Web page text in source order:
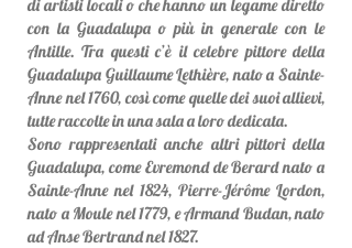
di artisti locali o che hanno un legame diretto
con la Guadalupa o più in generale con le
Antille. Tra questi c’è il celebre pittore della
Guadalupa Guillaume Lethière, nato a Sainte-
Anne nel 1760, così come quelle dei suoi allievi,
tutte raccolte in una sala a loro dedicata.
Sono rappresentati anche altri pittori della
Guadalupa, come Evremond de Berard nato a
Sainte-Anne nel 1824, Pierre-Jérôme Lordon,
nato a Moule nel 1779, e Armand Budan, nato
ad Anse Bertrand nel 1827.